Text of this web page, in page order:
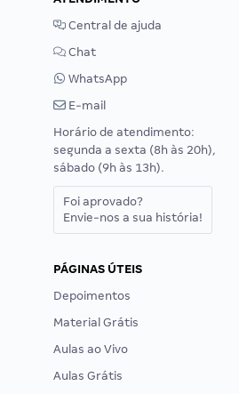
Central de ajuda
Chat
WhatsApp
E-mail
Horário de atendimento:
segunda a sexta (8h às 20h),
sábado (9h às 13h).
Foi aprovado?
Envie-nos a sua história!
PÁGINAS ÚTEIS
Depoimentos
Material Grátis
Aulas ao Vivo
Aulas Grátis